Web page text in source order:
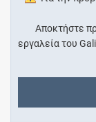
Αποκτήστε
εργαλεία του